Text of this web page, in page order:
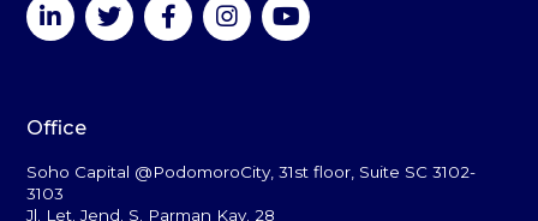
Office
Soho Capital @PodomoroCity, 31st floor, Suite SC 3102-
3103
Jl. Let. Jend. S. Parman Kav. 28